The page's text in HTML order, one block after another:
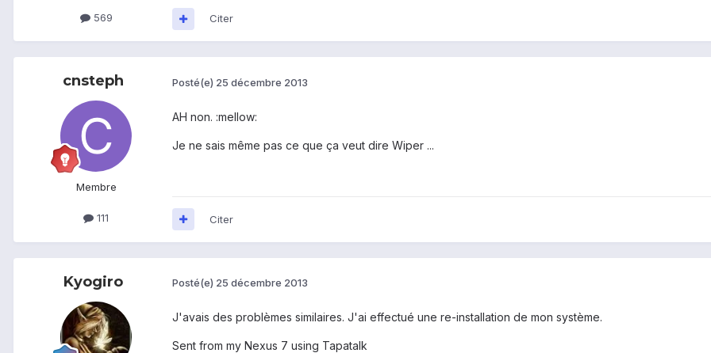
569 Citer
cnsteph
Membre
111
Posté(e) 25 décembre 2013
AH non. :mellow:
Je ne sais même pas ce que ça veut dire Wiper ...
Citer
Kyogiro Posté(e) 25 décembre 2013
J'avais des problèmes similaires. J'ai effectué une re-installation de mon système.
Sent from my Nexus 7 using Tapatalk